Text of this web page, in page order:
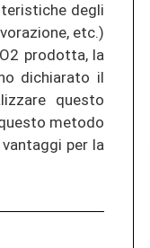
degli
etc.)
prodotta, la
dichiarato il
questo
metodo
per la